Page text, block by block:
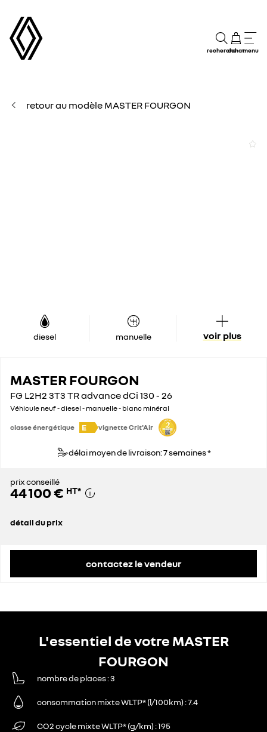
rechercheachatmenu
retour au modèle MASTER FOURGON
diesel manuelle voir plus
MASTER FOURGON
FG L2H2 3T3 TR advance dCi 130 - 26
Véhicule neuf - diesel - manuelle - blanc minéral
classe énergétique E vignette Crit'Air
délai moyen de livraison: 7 semaines *
prix conseillé
44 100 € HT*
détail du prix
contactez le vendeur
L'essentiel de votre MASTER
FOURGON
nombre de places 3
consommation mixte WLTP* (l/100km) 7.4
CO2 cycle mixte WLTP* (g/km) 195